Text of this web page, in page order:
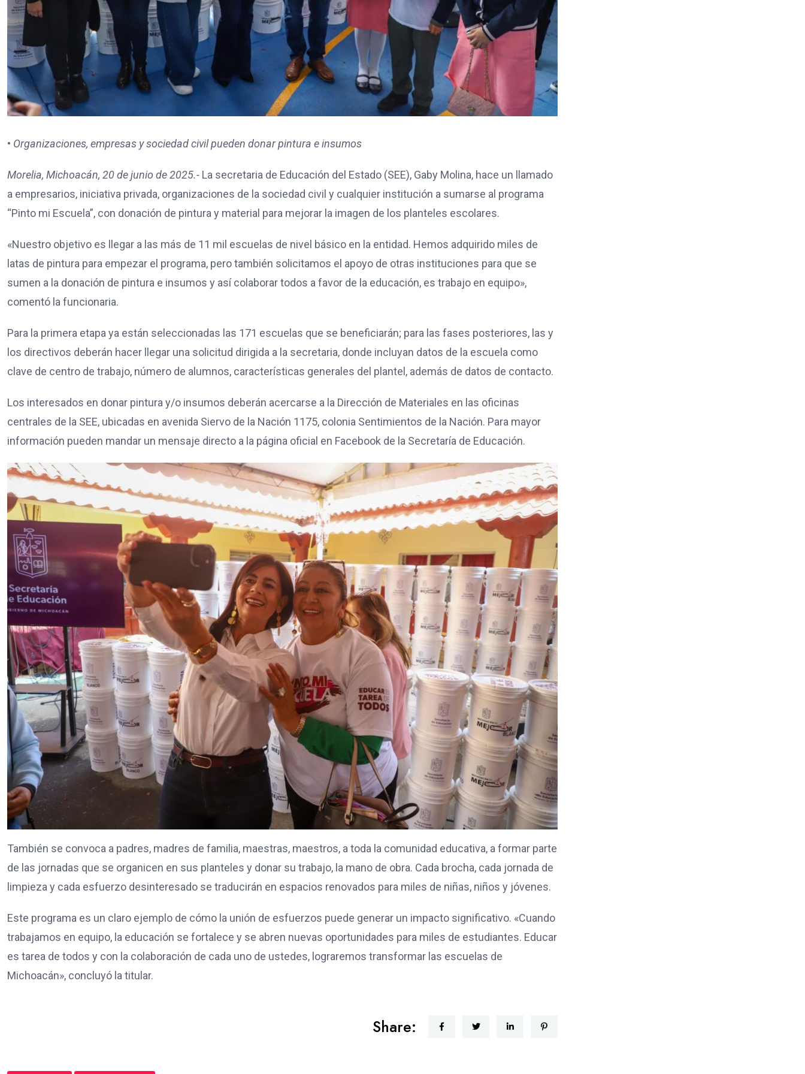
• Organizaciones, empresas y sociedad civil pueden donar pintura e insumos
Morelia, Michoacán, 20 de junio de 2025.- La secretaria de Educación del Estado (SEE), Gaby Molina, hace un llamado
a empresarios, iniciativa privada, organizaciones de la sociedad civil y cualquier institución a sumarse al programa
“Pinto mi Escuela”, con donación de pintura y material para mejorar la imagen de los planteles escolares.
«Nuestro objetivo es llegar a las más de 11 mil escuelas de nivel básico en la entidad. Hemos adquirido miles de
latas de pintura para empezar el programa, pero también solicitamos el apoyo de otras instituciones para que se
sumen a la donación de pintura e insumos y así colaborar todos a favor de la educación, es trabajo en equipo»,
comentó la funcionaria.
Para la primera etapa ya están seleccionadas las 171 escuelas que se beneficiarán; para las fases posteriores, las y
los directivos deberán hacer llegar una solicitud dirigida a la secretaria, donde incluyan datos de la escuela como
clave de centro de trabajo, número de alumnos, características generales del plantel, además de datos de contacto.
Los interesados en donar pintura y/o insumos deberán acercarse a la Dirección de Materiales en las oficinas
centrales de la SEE, ubicadas en avenida Siervo de la Nación 1175, colonia Sentimientos de la Nación. Para mayor
información pueden mandar un mensaje directo a la página oficial en Facebook de la Secretaría de Educación.
También se convoca a padres, madres de familia, maestras, maestros, a toda la comunidad educativa, a formar parte
de las jornadas que se organicen en sus planteles y donar su trabajo, la mano de obra. Cada brocha, cada jornada de
limpieza y cada esfuerzo desinteresado se traducirán en espacios renovados para miles de niñas, niños y jóvenes.
Este programa es un claro ejemplo de cómo la unión de esfuerzos puede generar un impacto significativo. «Cuando
trabajamos en equipo, la educación se fortalece y se abren nuevas oportunidades para miles de estudiantes. Educar
es tarea de todos y con la colaboración de cada uno de ustedes, lograremos transformar las escuelas de
Michoacán», concluyó la titular.
Share: